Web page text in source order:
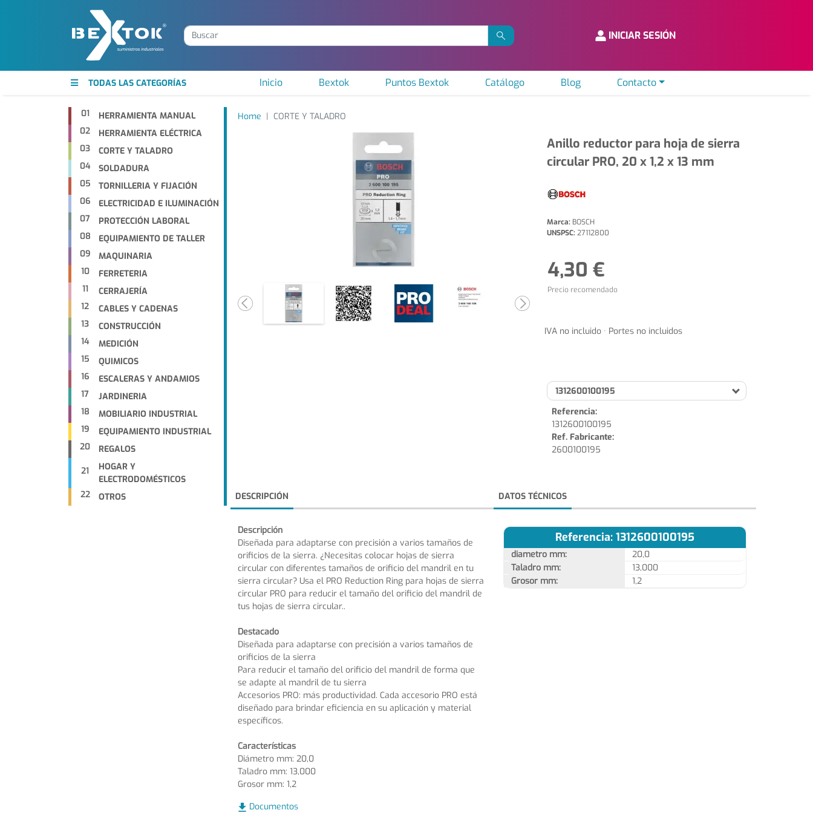
INICIAR SESIÓN
TODAS LAS CATEGORÍAS Inicio Bextok Puntos Bextok Catálogo Blog Contacto
01
HERRAMIENTA MANUAL
02
HERRAMIENTA ELÉCTRICA
03
CORTE Y TALADRO
04
SOLDADURA
05
TORNILLERIA Y FIJACIÓN
06
ELECTRICIDAD E ILUMINACIÓN
07
PROTECCIÓN LABORAL
08
EQUIPAMIENTO DE TALLER
09
MAQUINARIA
10
FERRETERIA
11
CERRAJERÍA
12
CABLES Y CADENAS
13
CONSTRUCCIÓN
14
MEDICIÓN
15
QUIMICOS
16
ESCALERAS Y ANDAMIOS
17
JARDINERIA
18
MOBILIARIO INDUSTRIAL
19
EQUIPAMIENTO INDUSTRIAL
20
REGALOS
21
HOGAR Y
ELECTRODOMÉSTICOS
22
OTROS
Home CORTE Y TALADRO
Anillo reductor para hoja de sierra
circular PRO, 20 x 1,2 x 13 mm
Marca:BOSCH
UNSPSC:27112800
4,30 €
Precio recomendado
IVA no incluido · Portes no incluidos
1312600100195
Referencia:
1312600100195
Ref. Fabricante:
2600100195
DESCRIPCIÓN DATOS TÉCNICOS
Descripción
Diseñada para adaptarse con precisión a varios tamaños de
orificios de la sierra. ¿Necesitas colocar hojas de sierra
circular con diferentes tamaños de orificio del mandril en tu
sierra circular? Usa el PRO Reduction Ring para hojas de sierra
circular PRO para reducir el tamaño del orificio del mandril de
tus hojas de sierra circular..
Destacado
Diseñada para adaptarse con precisión a varios tamaños de
orificios de la sierra
Para reducir el tamaño del orificio del mandril de forma que
se adapte al mandril de tu sierra
Accesorios PRO: más productividad. Cada accesorio PRO está
diseñado para brindar eficiencia en su aplicación y material
específicos.
Características
Diámetro mm: 20,0
Taladro mm: 13,000
Grosor mm: 1,2
Referencia: 1312600100195
diametro mm:
20,0
Taladro mm:
13,000
Grosor mm:
1,2
Documentos